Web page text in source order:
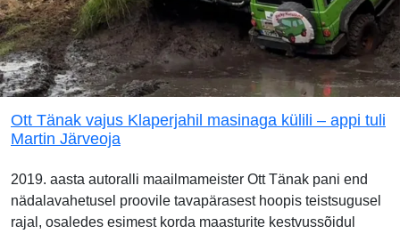
Ott Tänak vajus Klaperjahil masinaga külili – appi tuli
Martin Järveoja
2019. aasta autoralli maailmameister Ott Tänak pani end
nädalavahetusel proovile tavapärasest hoopis teistsugusel
rajal, osaledes esimest korda maasturite kestvussõidul